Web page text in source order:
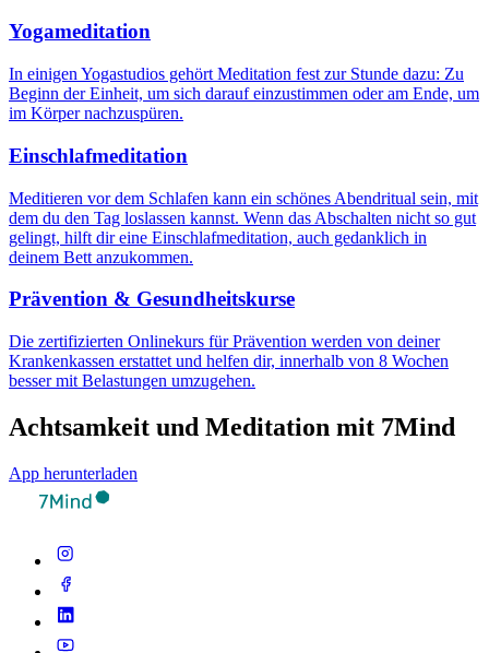
Yogameditation
In einigen Yogastudios gehört Meditation fest zur Stunde dazu: Zu
Beginn der Einheit, um sich darauf einzustimmen oder am Ende, um
im Körper nachzuspüren.
Einschlafmeditation
Meditieren vor dem Schlafen kann ein schönes Abendritual sein, mit
dem du den Tag loslassen kannst. Wenn das Abschalten nicht so gut
gelingt, hilft dir eine Einschlafmeditation, auch gedanklich in
deinem Bett anzukommen.
Prävention & Gesundheitskurse
Die zertifizierten Onlinekurs für Prävention werden von deiner
Krankenkassen erstattet und helfen dir, innerhalb von 8 Wochen
besser mit Belastungen umzugehen.
Achtsamkeit und Meditation mit 7Mind
App herunterladen